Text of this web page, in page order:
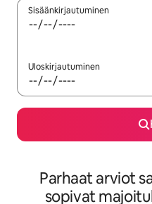
Sisäänkirjautuminen
Uloskirjautuminen
Parhaat arviot
sopivat